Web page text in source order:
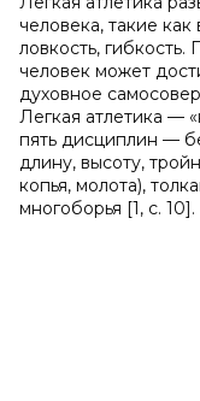
человека, такие как
ловкость,
человек может
духовное
Легкая атлетика —
пять дисциплин —
длину, высоту,
копья, молота),
многоборья [1, с. 10].